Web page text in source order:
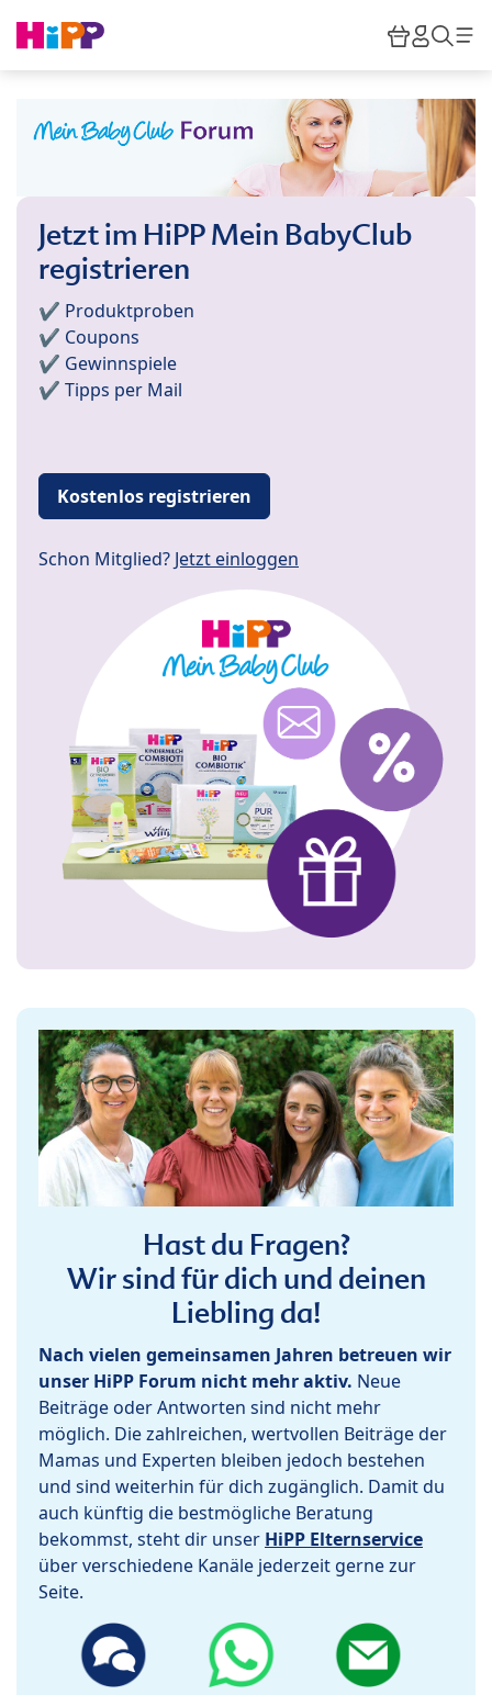
HiPP
Jetzt im HiPP Mein BabyClub
registrieren
✔️ Produktproben
✔️ Coupons
✔️ Gewinnspiele
✔️ Tipps per Mail
Kostenlos registrieren
Schon Mitglied? Jetzt einloggen
Hast du Fragen?
Wir sind für dich und deinen
Liebling da!
Nach vielen gemeinsamen Jahren betreuen wir
unser HiPP Forum nicht mehr aktiv. Neue
Beiträge oder Antworten sind nicht mehr
möglich. Die zahlreichen, wertvollen Beiträge der
Mamas und Experten bleiben jedoch bestehen
und sind weiterhin für dich zugänglich. Damit du
auch künftig die bestmögliche Beratung
bekommst, steht dir unser HiPP Elternservice
über verschiedene Kanäle jederzeit gerne zur
Seite.